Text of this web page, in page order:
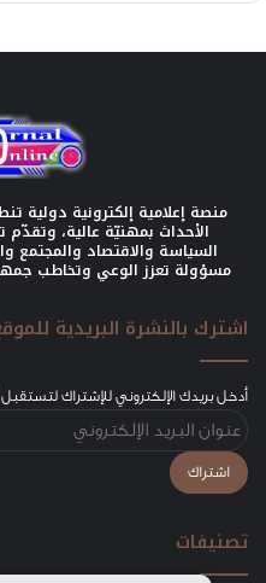
منصة إعلامية إلكترونية دولية
الأحداث بمهنيّة عالية،
السياسة والاقتصاد والمجتمع
مسؤولة تعزز الوعي وتخاطب
اشترك بالنشرة البريدية
أدخل بريدك الإلكتروني للإشتراك لتستقبل
البريد
الإلكتروني
اشتراك
تصنيفات